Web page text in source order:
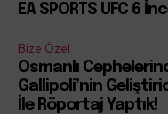
EA SPORTS UFC 6
Bize Özel
Osmanlı
Gallipoli’nin
İle Röportaj Yaptık!